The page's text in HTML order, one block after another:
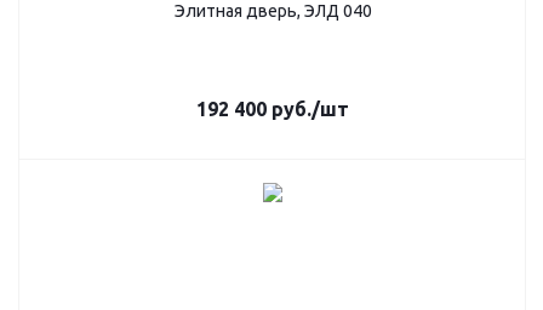
Элитная дверь, ЭЛД 040
192 400 руб./шт